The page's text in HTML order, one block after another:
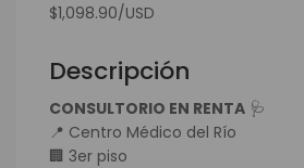
$1,098.90/USD
Descripción
CONSULTORIO EN RENTA 🩺
📍 Centro Médico del Río
🏢 3er piso